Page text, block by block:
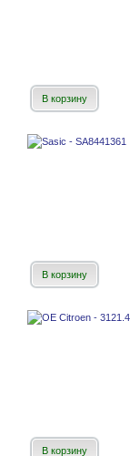
В корзину
В корзину
В корзину